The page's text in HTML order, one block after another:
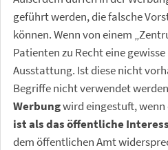
geführt werden, die falsche
können. Wenn von einem
Patienten zu Recht eine
Ausstattung. Ist diese nicht
Begriffe nicht verwendet
Werbungwird eingestuft, wenn
ist als das öffentliche
dem öffentlichen Amt